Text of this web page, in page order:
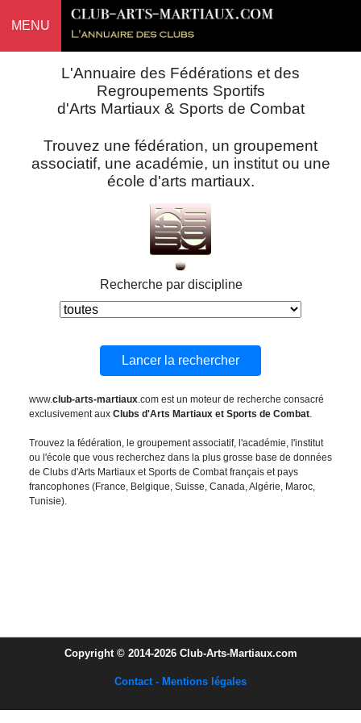
MENU
L'Annuaire des Fédérations et des
Regroupements Sportifs
d'Arts Martiaux & Sports de Combat
Trouvez une fédération, un groupement
associatif, une académie, un institut ou une
école d'arts martiaux.
Recherche par discipline
www.club-arts-martiaux.com est un moteur de recherche consacré
exclusivement aux Clubs d'Arts Martiaux et Sports de Combat.
Trouvez la fédération, le groupement associatif, l'académie, l'institut
ou l'école que vous recherchez dans la plus grosse base de données
de Clubs d'Arts Martiaux et Sports de Combat français et pays
francophones (France, Belgique, Suisse, Canada, Algérie, Maroc,
Tunisie).
Copyright © 2014-2026 Club-Arts-Martiaux.com
Contact - Mentions légales